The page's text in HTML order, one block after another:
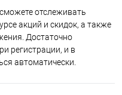
отслеживать
акций и скидок, а также
Достаточно
регистрации, и в
автоматически.